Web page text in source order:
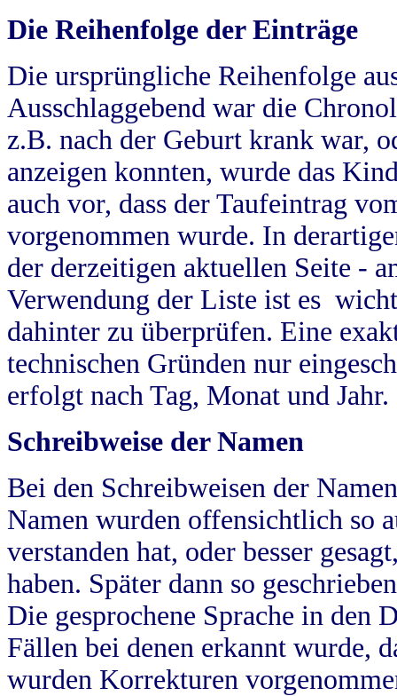
Die Reihenfolge der Einträge
Die ursprüngliche Reihenfolge
Ausschlaggebend war die
z.B. nach der Geburt krank war,
anzeigen konnten, wurde das
auch vor, dass der Taufeintrag
vorgenommen wurde. In
der derzeitigen aktuellen Seite -
Verwendung der Liste ist es
dahinter zu überprüfen. Eine
technischen Gründen nur
erfolgt nach Tag, Monat und Jahr.
Schreibweise der Namen
Bei den Schreibweisen der
Namen wurden offensichtlich so
verstanden hat, oder besser
haben. Später dann so
Die gesprochene Sprache in
Fällen bei denen erkannt wurde,
wurden Korrekturen